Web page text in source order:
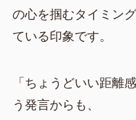
の心を掴むタイミン
ている印象です。
「ちょうどいい距離
う発言からも、